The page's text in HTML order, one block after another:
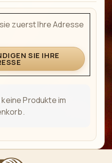
zuerst Ihre Adresse
SIE IHRE
Produkte im